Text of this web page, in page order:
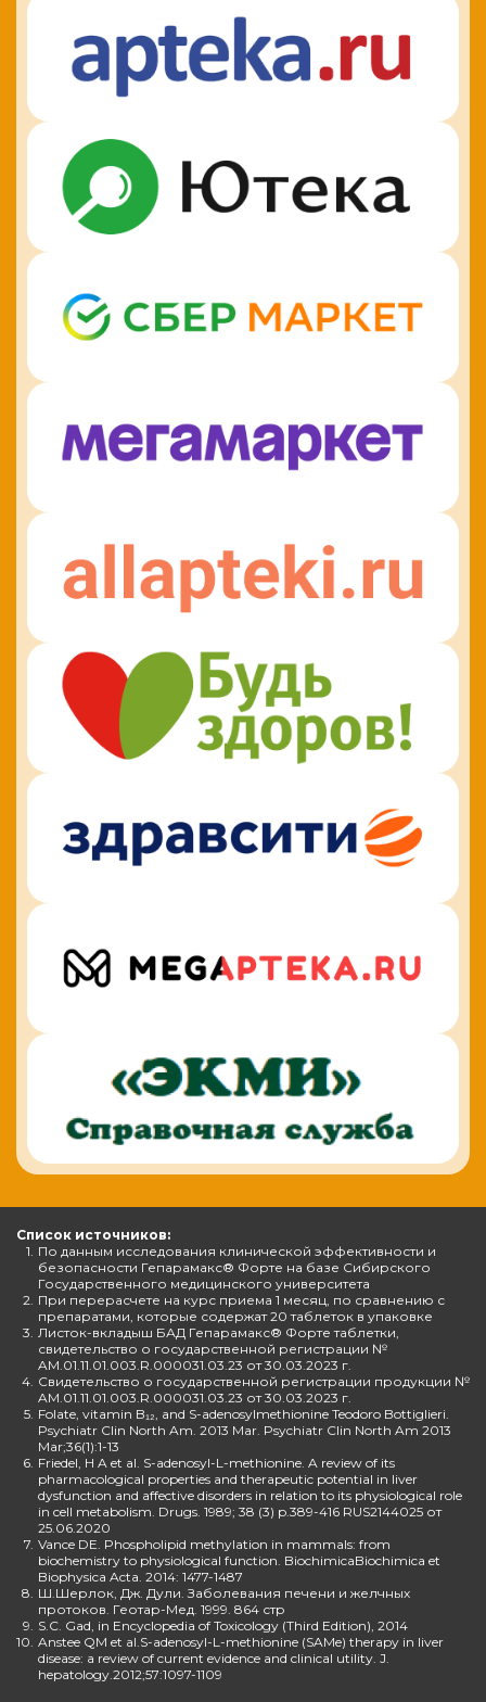
Список источников:
1. По данным исследования клинической эффективности и
безопасности Гепарамакс® Форте на базе Сибирского
Государственного медицинского университета
2. При перерасчете на курс приема 1 месяц, по сравнению с
препаратами, которые содержат 20 таблеток в упаковке
3. Листок-вкладыш БАД Гепарамакс® Форте таблетки,
свидетельство о государственной регистрации №
AM.01.11.01.003.R.000031.03.23 от 30.03.2023 г.
4. Свидетельство о государственной регистрации продукции №
AM.01.11.01.003.R.000031.03.23 от 30.03.2023 г.
5. Folate, vitamin B₁₂, and S-adenosylmethionine Teodoro Bottiglieri.
Psychiatr Clin North Am. 2013 Mar. Psychiatr Clin North Am 2013
Mar;36(1):1-13
6. Friedel, H A et al. S-adenosyl-L-methionine. A review of its
pharmacological properties and therapeutic potential in liver
dysfunction and affective disorders in relation to its physiological role
in cell metabolism. Drugs. 1989; 38 (3) p.389-416 RUS2144025 от
25.06.2020
7. Vance DE. Phospholipid methylation in mammals: from
biochemistry to physiological function. BiochimicaBiochimica et
Biophysica Acta. 2014: 1477-1487
8. Ш.Шерлок, Дж. Дули. Заболевания печени и желчных
протоков. Геотар-Мед. 1999. 864 стр
9. S.C. Gad, in Encyclopedia of Toxicology (Third Edition), 2014
10. Anstee QM et al.S-adenosyl-L-methionine (SAMe) therapy in liver
disease: a review of current evidence and clinical utility. J.
hepatology.2012;57:1097-1109